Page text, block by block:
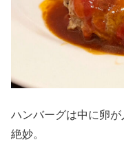
ハンバーグは中に卵
絶妙。